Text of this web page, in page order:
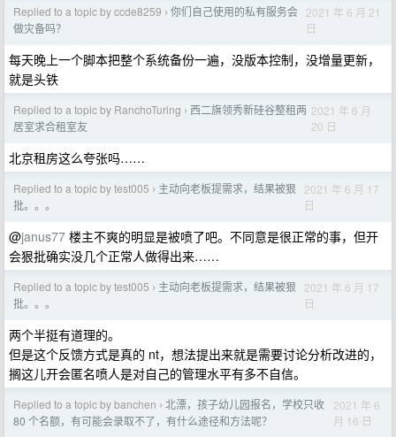
Replied to a topic by ccde8259 › 你们自己使用的私有服务会
做灾备吗？
2021 年 6 月 21
日
每天晚上一个脚本把整个系统备份一遍，没版本控制，没增量更新，
就是头铁
Replied to a topic by RanchoTuring › 西二旗领秀新硅谷整租两
居室求合租室友
2021 年 6 月
20 日
北京租房这么夸张吗……
Replied to a topic by test005 › 主动向老板提需求，结果被狠
批。。。
2021 年 6 月 17
日
@janus77 楼主不爽的明显是被喷了吧。不同意是很正常的事，但开
会狠批确实没几个正常人做得出来……
Replied to a topic by test005 › 主动向老板提需求，结果被狠
批。。。
2021 年 6 月 17
日
两个半挺有道理的。
但是这个反馈方式是真的 nt，想法提出来就是需要讨论分析改进的，
搁这儿开会匿名喷人是对自己的管理水平有多不自信。
Replied to a topic by banchen › 北漂，孩子幼儿园报名，学校只收
80 个名额，有可能会录取不了，有什么途径和方法呢？
2021 年 6
月 16 日